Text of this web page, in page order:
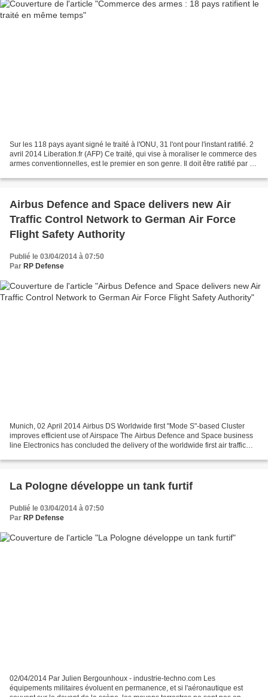
Sur les 118 pays ayant signé le traité à l'ONU, 31 l'ont pour l'instant ratifié. 2
avril 2014 Liberation.fr (AFP) Ce traité, qui vise à moraliser le commerce des
armes conventionnelles, est le premier en son genre. Il doit être ratifié par 50
Airbus Defence and Space delivers new Air
Traffic Control Network to German Air Force
Flight Safety Authority
Publié le 03/04/2014 à 07:50
Par RP Defense
Munich, 02 April 2014 Airbus DS Worldwide first "Mode S"-based Cluster
improves efficient use of Airspace The Airbus Defence and Space business
line Electronics has concluded the delivery of the worldwide first air traffic
La Pologne développe un tank furtif
Publié le 03/04/2014 à 07:50
Par RP Defense
02/04/2014 Par Julien Bergounhoux - industrie-techno.com Les
équipements militaires évoluent en permanence, et si l'aéronautique est